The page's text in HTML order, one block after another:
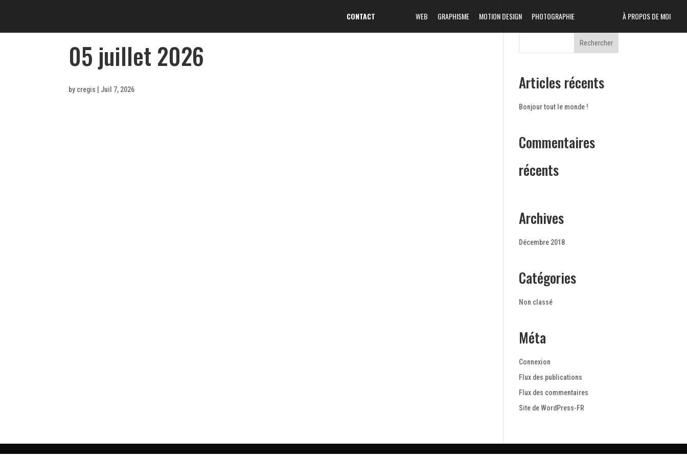
CONTACT WEB GRAPHISME MOTION DESIGN PHOTOGRAPHIE À PROPOS DE MOI
05 juillet 2026
by cregis Juil 7, 2026 Articles récents
Bonjour tout le monde !
Commentaires
récents
Archives
Décembre 2018
Catégories
Non classé
Méta
Connexion
Flux des publications
Flux des commentaires
Site de WordPress-FR